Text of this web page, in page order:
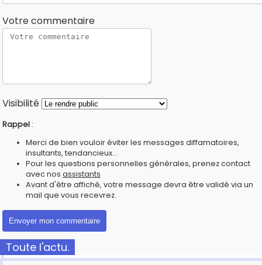
Votre commentaire
Visibilité
Rappel :
Merci de bien vouloir éviter les messages diffamatoires,
insultants, tendancieux...
Pour les questions personnelles générales, prenez contact
avec nos assistants
Avant d'être affiché, votre message devra être validé via un
mail que vous recevrez.
Toute l'actu.